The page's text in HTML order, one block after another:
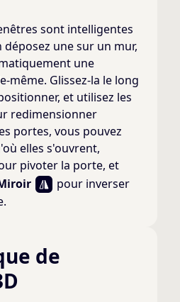
sont intelligentes
une sur un mur,
une
même. Glissez-la le long
et utilisez les
redimensionner
portes, vous pouvez
elles s'ouvrent,
pivoter la porte, et
pour inverser
de